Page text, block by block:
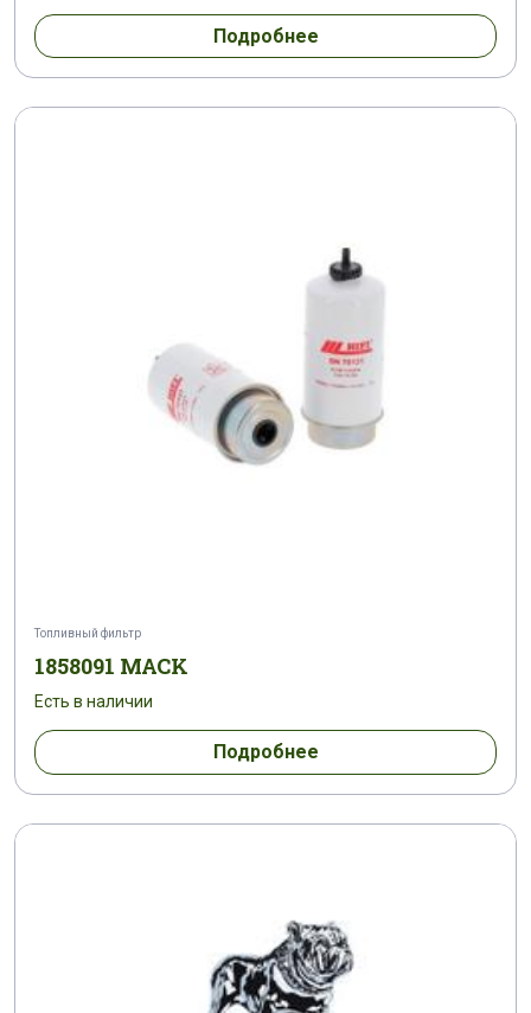
Подробнее
Топливный фильтр
1858091 MACK
Есть в наличии
Подробнее